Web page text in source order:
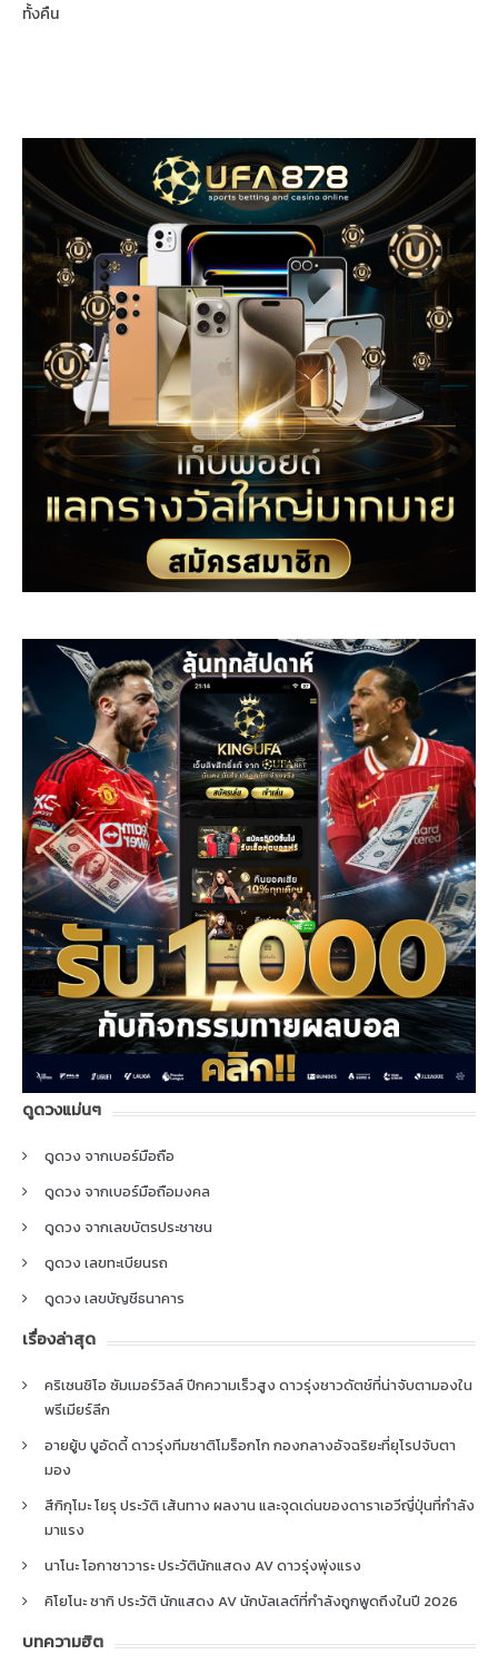
ทั้งคืน
ดูดวงแม่นๆ
ดูดวง จากเบอร์มือถือ
ดูดวง จากเบอร์มือถือมงคล
ดูดวง จากเลขบัตรประชาชน
ดูดวง เลขทะเบียนรถ
ดูดวง เลขบัญชีธนาคาร
เรื่องล่าสุด
คริเซนซิโอ ซัมเมอร์วิลล์ ปีกความเร็วสูง ดาวรุ่งชาวดัตช์ที่น่าจับตามองใน
พรีเมียร์ลีก
อายยู้บ บูอัดดี้ ดาวรุ่งทีมชาติโมร็อกโก กองกลางอัจฉริยะที่ยุโรปจับตา
มอง
สึกิกุโมะ โยรุ ประวัติ เส้นทาง ผลงาน และจุดเด่นของดาราเอวีญี่ปุ่นที่กำลัง
มาแรง
นาโนะ โอกาซาวาระ ประวัตินักแสดง AV ดาวรุ่งพุ่งแรง
คิโยโนะ ซากิ ประวัติ นักแสดง AV นักบัลเลต์ที่กำลังถูกพูดถึงในปี 2026
บทความฮิต